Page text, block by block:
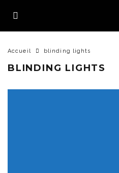
Accueil blinding lights
BLINDING LIGHTS